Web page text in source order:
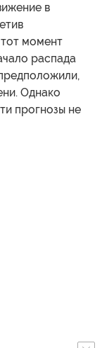
в
момент
распада
Однако
прогнозы не